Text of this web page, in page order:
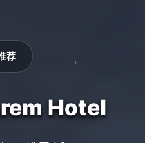
荐
Hotel